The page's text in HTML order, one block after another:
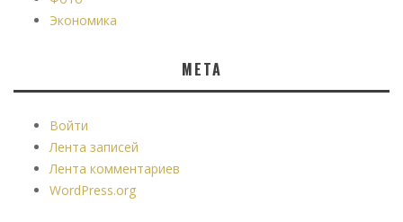
Экономика
МЕТА
Войти
Лента записей
Лента комментариев
WordPress.org